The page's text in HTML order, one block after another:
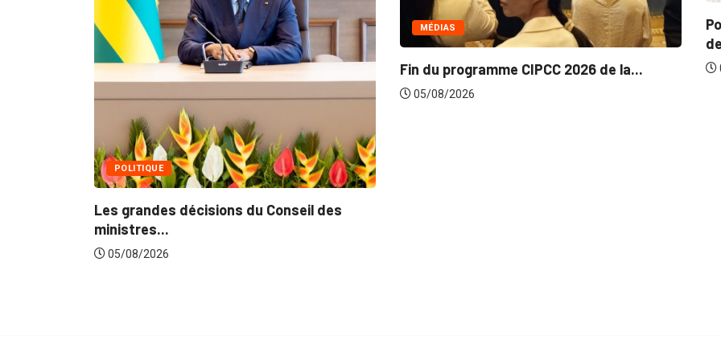
MÉDIAS
Fin du programme CIPCC 2026 de la...
Politique de la concurrence en Afrique
de...
05/08/2026